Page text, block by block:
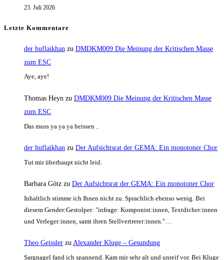
23. Juli 2026
Letzte Kommentare
der huflaikhan zu DMDKM009 Die Meinung der Kritischen Masse
zum ESC
Aye, aye!
Thomas Heyn zu DMDKM009 Die Meinung der Kritischen Masse
zum ESC
Das muss ya ya ya heissen ..
der huflaikhan zu Der Aufsichtsrat der GEMA: Ein monotoner Chor
Tut mir überhaupt nicht leid.
Barbara Götz zu Der Aufsichtsrat der GEMA: Ein monotoner Chor
Inhaltlich stimme ich Ihnen nicht zu. Sprachlich ebenso wenig. Bei
diesem Gender:Gestolper: "infrage: Komponist:innen, Textdicher:innen
und Verleger:innen, samt ihren Stellvertreter:innen."…
Theo Geissler zuAlexander Kluge – Gesundung
Sargnagel fand ich spannend. Kam mir sehr alt und unreif vor. Bei Kluge